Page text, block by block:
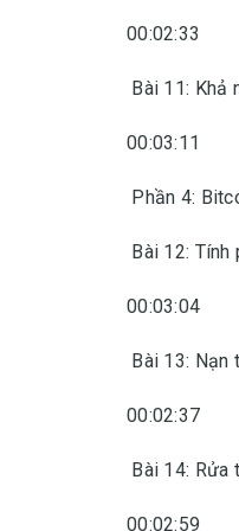
00:02:33
Bài 11: Khả
00:03:11
Phần 4:
Bài 12: Tính
00:03:04
Bài 13: Nạn
00:02:37
Bài 14: Rửa
00:02:59